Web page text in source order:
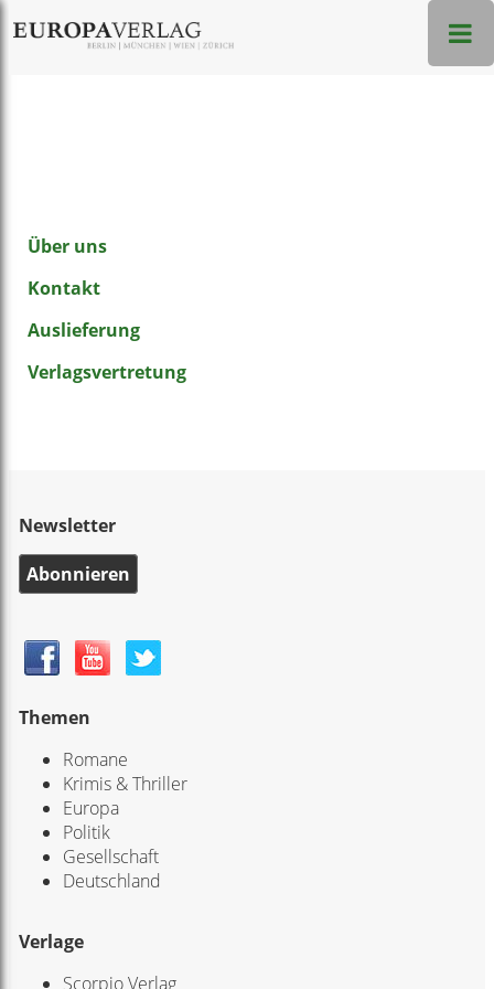
Über uns
Kontakt
Auslieferung
Verlagsvertretung
Newsletter
Abonnieren
Themen
Romane
Krimis & Thriller
Europa
Politik
Gesellschaft
Deutschland
Verlage
Scorpio Verlag